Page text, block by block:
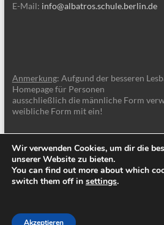
E-Mail: info@albatros.schule.berlin.de
Anmerkung: Aufgund der besseren
Homepage für Personen
ausschließlich die männliche Form
weibliche Form mit ein!
Wir verwenden Cookies, um dir die
unserer Website zu bieten.
You can find out more about which
switch them off in settings.
Akzeptieren